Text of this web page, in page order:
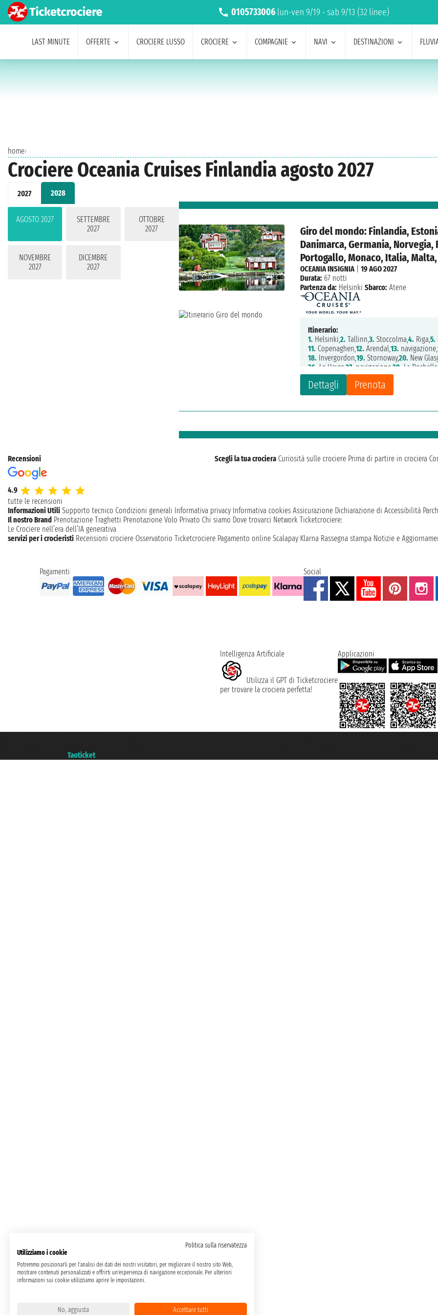
0105733006 lun-ven 9/19 - sab 9/13 (32 linee)
LAST MINUTE OFFERTE CROCIERE LUSSO CROCIERE COMPAGNIE NAVI DESTINAZIONI
home›
Crociere Oceania Cruises Finlandia agosto 2027
2027 2028
AGOSTO 2027
SETTEMBRE
2027
OTTOBRE
2027
NOVEMBRE
2027
DICEMBRE
2027
Giro del mondo: Finlandia,
Danimarca, Germania,
Portogallo, Monaco, Italia,
Dettagli Prenota
OCEANIA INSIGNIA|19 AGO 2027
Durata: 67 notti
Partenza da: Helsinki Sbarco: Atene
Itinerario:
1. Helsinki,2. Tallinn,3. Stoccolma,4. Riga,5.
11. Copenaghen,12. Arendal,13. navigazione,
18. Invergordon,19. Stornoway,20. New
26. Le Havre,27. navigazione,28. La
34.Porto,35.Lisbona,36.navigazione,
43.Montecarlo, 44.La Spezia,
51.Messina,52.La Valletta,53.
Recensioni
4.9
tutte le recensioni
Scegli la tua crociera Curiosità sulle crociere Prima di partire in crociera
Informazioni Utili Supporto tecnico Condizioni generali Informativa privacy Informativa cookies Assicurazione Dichiarazione di Accessibilità
Il nostro Brand Prenotazione Traghetti Prenotazione Volo Privato Chi siamo Dove trovarci Network Ticketcrociere:
Le Crociere nell’era dell’IA generativa
servizi per i crocieristi Recensioni crociere Osservatorio Ticketcrociere Pagamento online Scalapay Klarna Rassegna stampa Notizie e
Pagamenti Social
Intelligenza Artificiale
Utilizza il GPT di Ticketcrociere
per trovare la crociera perfetta!
Applicazioni
Taoticket
Politica sulla riservatezza
Utilizziamo i cookie
Potremmo posizionarli per l'analisi dei dati dei nostri visitatori, per migliorare il nostro sito Web,
mostrare contenuti personalizzati e offrirti un'esperienza di navigazione eccezionale. Per ulteriori
informazioni sui cookie utilizziamo aprire le impostazioni.
No, aggiusta Accettare tutti